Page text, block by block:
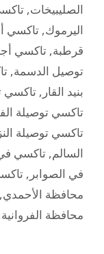
الصليبيخات,
اليرموك, تاكسي
قرطبة, تاكسي
توصيل الدسمة,
بنيد القار , تاكسي
تاكسي توصيلة
تاكسي توصيلة
السالم, تاكسي
في الصوابر ,
محافظة الأحمدي,
محافظة الفروانية